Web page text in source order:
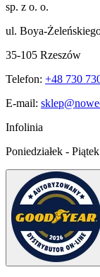
sp. z o. o.
ul. Boya-
35-105 Rzeszów
Telefon: +48 730
E-mail:
Infolinia
Poniedziałek -